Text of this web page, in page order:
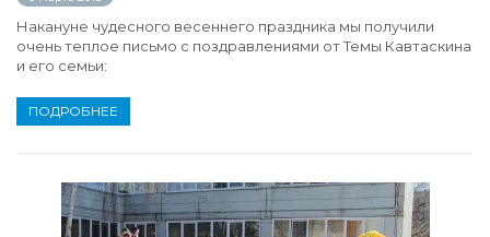
Накануне чудесного весеннего праздника мы получили
очень теплое письмо с поздравлениями от Темы Кавтаскина
и его семьи:
ПОДРОБНЕЕ